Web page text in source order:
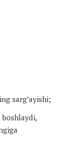
sarg’ayishi;
boshlaydi,